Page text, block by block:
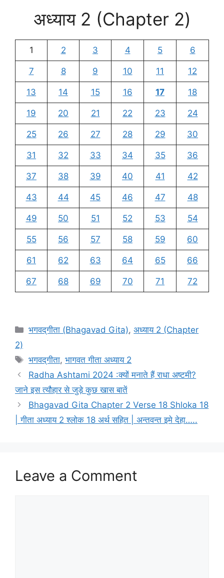
अध्याय 2 (Chapter 2)
1 2 3 4 5 6
7 8 9 10 11 12
13 14 15 16 17 18
19 20 21 22 23 24
25 26 27 28 29 30
31 32 33 34 35 36
37 38 39 40 41 42
43 44 45 46 47 48
49 50 51 52 53 54
55 56 57 58 59 60
61 62 63 64 65 66
67 68 69 70 71 72
C
e
g
o
r
i
भगवद्‌गीता (Bhagavad Gita),अध्याय 2 (Chapter
2)
T
a
s
भगवद्‌गीता,भागवत गीता अध्याय 2
Radha Ashtami 2024 :क्यों मनाते हैं राधा अष्टमी?
जाने इस त्यौहार से जुड़े कुछ खास बातें
Bhagavad Gita Chapter 2 Verse 18 Shloka 18
| गीता अध्याय 2 श्लोक 18 अर्थ सहित | अन्तवन्त इमे देहा…..
Leave a Comment